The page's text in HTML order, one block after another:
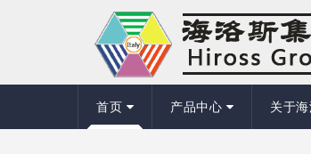
首页 产品中心 关于